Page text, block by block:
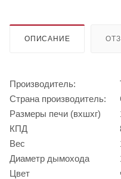
ОПИСАНИЕ
Производитель:
Страна производитель:
Размеры печи (вхшхг)
КПД
Вес
Диаметр дымохода
Цвет